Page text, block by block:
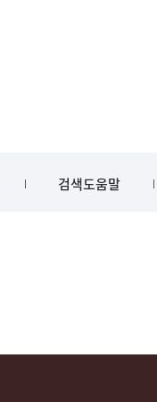
검색도움말